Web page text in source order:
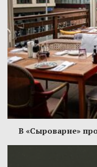
В «Сыроварне»